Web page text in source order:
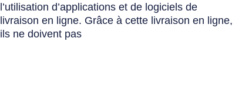
l’utilisation d’applications et de logiciels de
livraison en ligne. Grâce à cette livraison en ligne,
ils ne doivent pas